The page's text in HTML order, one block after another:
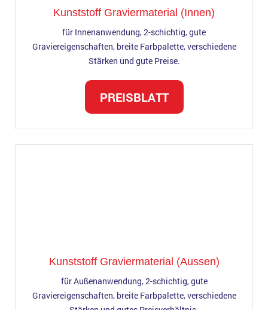
Kunststoff Graviermaterial (Innen)
für Innenanwendung, 2-schichtig, gute
Graviereigenschaften, breite Farbpalette, verschiedene
Stärken und gute Preise.
PREISBLATT
Kunststoff Graviermaterial (Aussen)
für Außenanwendung, 2-schichtig, gute
Graviereigenschaften, breite Farbpalette, verschiedene